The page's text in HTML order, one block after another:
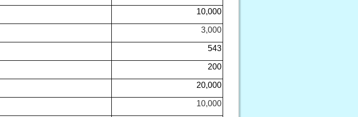
10,000
3,000
543
200
20,000
10,000